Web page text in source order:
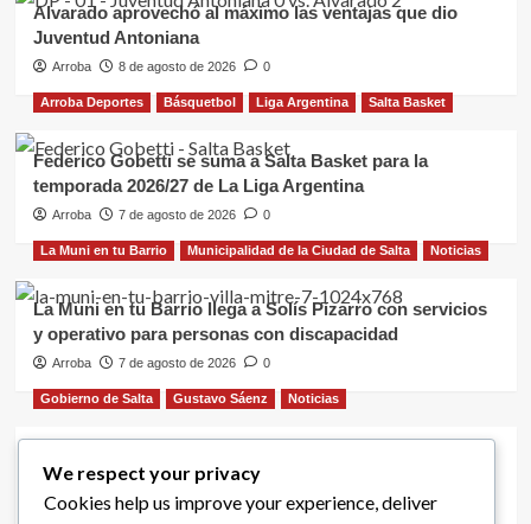
Alvarado aprovechó al máximo las ventajas que dio
Juventud Antoniana
Arroba 8 de agosto de 2026 0
Arroba Deportes Básquetbol Liga Argentina Salta Basket
Federico Gobetti se suma a Salta Basket para la
temporada 2026/27 de La Liga Argentina
Arroba 7 de agosto de 2026 0
La Muni en tu Barrio Municipalidad de la Ciudad de Salta Noticias
La Muni en tu Barrio llega a Solís Pizarro con servicios
y operativo para personas con discapacidad
Arroba 7 de agosto de 2026 0
Gobierno de Salta Gustavo Sáenz Noticias
supervisó la obra que avanza con asistencia financiera
provincial
We respect your privacy
Cookies help us improve your experience, deliver